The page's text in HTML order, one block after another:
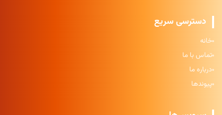
دسترسی سریع
خانه
تماس با ما
درباره ما
پیوندها